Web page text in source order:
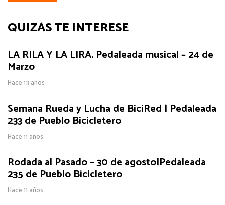
QUIZÁS TE INTERESE
LA RILA Y LA LIRA. Pedaleada musical – 24 de
Marzo
Hace 13 años
Semana Rueda y Lucha de BiciRed | Pedaleada
233 de Pueblo Bicicletero
Hace 11 años
Rodada al Pasado – 30 de agosto|Pedaleada
235 de Pueblo Bicicletero
Hace 11 años